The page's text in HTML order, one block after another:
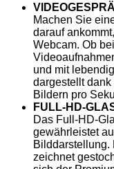
Machen Sie
darauf
Webcam. Ob
und mit
dargestellt
Bildern pro
FULL-HD-
Das Full-HD-
gewährleistet
Bilddarstellung.
zeichnet